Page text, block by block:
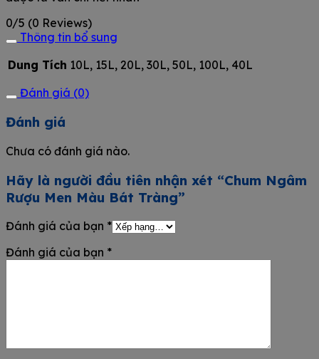
0/5 (0 Reviews)
Thông tin bổ sung
Dung Tích 10L, 15L, 20L, 30L, 50L, 100L, 40L
Đánh giá (0)
Đánh giá
Chưa có đánh giá nào.
Hãy là người đầu tiên nhận xét “Chum Ngâm
Rượu Men Màu Bát Tràng”
Đánh giá của bạn *
Đánh giá của bạn *